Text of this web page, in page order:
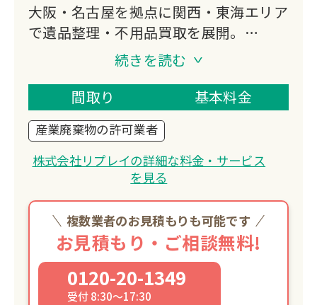
大阪・名古屋を拠点に関西・東海エリア
で遺品整理・不用品買取を展開。
国内外に独自の販売ルートを持ち、業界
最高水準の幅広い品目の取り扱いが可能
大規模な保管施設と複数台の大型トラッ
クを保有し、大量の不用品回収・保管に
も対応しています。
続きを読む
間取り
基本料金
産業廃棄物の許可業者
株式会社リプレイの詳細な料金・サービス
を見る
複数業者のお見積もりも可能です
お見積もり・ご相談無料!
0120-20-1349
受付 8:30～17:30